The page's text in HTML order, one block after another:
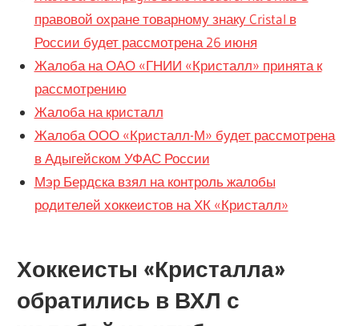
правовой охране товарному знаку Cristal в
России будет рассмотрена 26 июня
Жалоба на ОАО «ГНИИ «Кристалл» принята к
рассмотрению
Жалоба на кристалл
Жалоба ООО «Кристалл-М» будет рассмотрена
в Адыгейском УФАС России
Мэр Бердска взял на контроль жалобы
родителей хоккеистов на ХК «Кристалл»
Хоккеисты «Кристалла»
обратились в ВХЛ с